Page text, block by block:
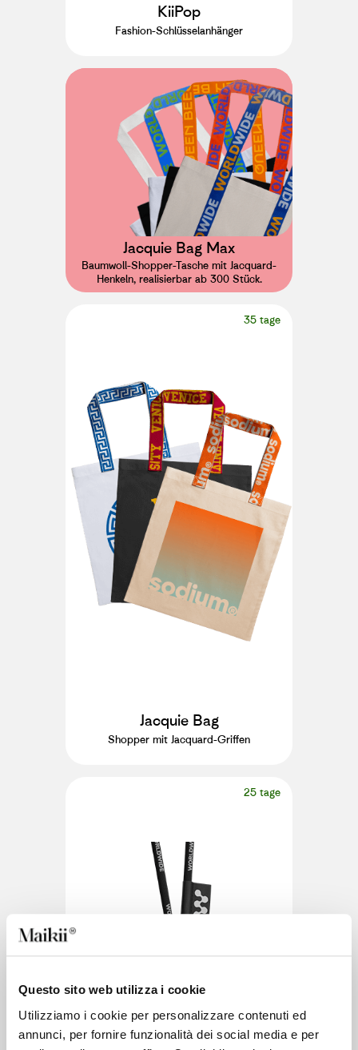
Questo sito web utilizza i cookie
Utilizziamo i cookie per personalizzare contenuti ed
annunci, per fornire funzionalità dei social media e per
KiiPop
Fashion-Schlüsselanhänger
Jacquie Bag Max
Baumwoll-Shopper-Tasche mit Jacquard-
Henkeln, realisierbar ab 300 Stück.
35 tage
Jacquie Bag
Shopper mit Jacquard-Griffen
25 tage